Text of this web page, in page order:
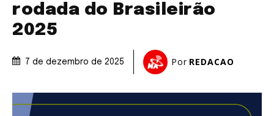
rodada do Brasileirão
2025
7 de dezembro de 2025 Por REDACAO